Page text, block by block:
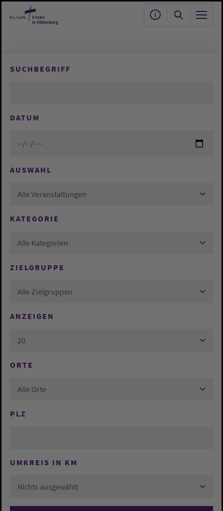
Zum Hauptinhalt springen
SUCHBEGRIFF
DATUM
AUSWAHL
Alle Veranstaltungen
KATEGORIE
Alle Kategorien
ZIELGRUPPE
Alle Zielgruppen
ANZEIGEN
20
ORTE
Alle Orte
PLZ
UMKREIS IN KM
Nichts ausgewählt